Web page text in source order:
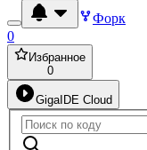
Форк
0
Избранное
0
GigaIDE Cloud